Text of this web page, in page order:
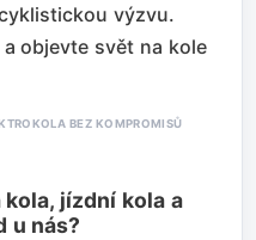
výzvu.
objevte svět na kole
BEZ KOMPROMISŮ
jízdní kola a
u nás?